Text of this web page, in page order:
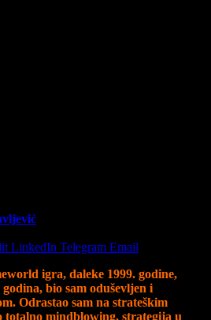
LinkedIn Telegram Email
igra, daleke 1999. godine,
bio sam oduševljen i
Odrastao sam na strateškim
totalno mindblowing, strategija u